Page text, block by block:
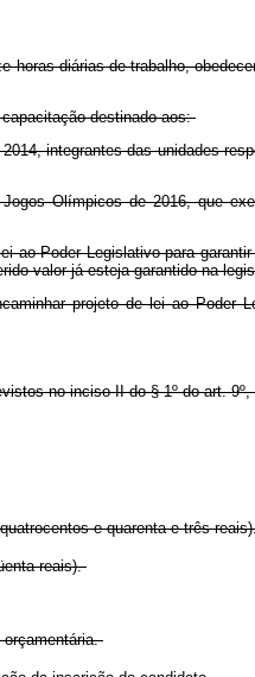
diárias de trabalho,
destinado aos:
integrantes das unidades
Olímpicos de 2016, que
ao Poder Legislativo para
valor já esteja garantido na
projeto de lei ao Poder
no inciso II do § 1ºdo art. 9º,
e quarenta e três
reais).
orçamentária.